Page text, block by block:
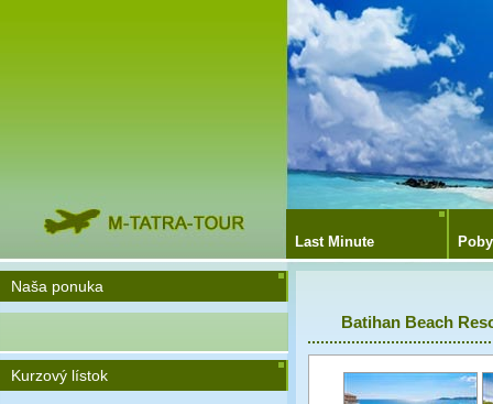
Last Minute
Batihan Beach
Naša ponuka
Kurzový lístok